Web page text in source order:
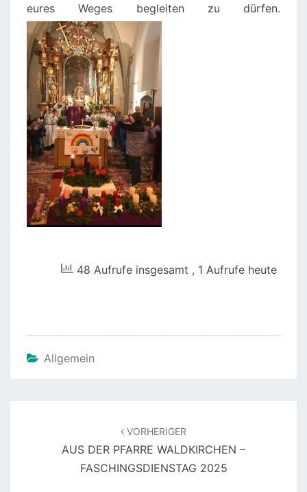
eures Weges begleiten zu dürfen.
48 Aufrufe insgesamt , 1 Aufrufe heute
Allgemein
VORHERIGER
AUS DER PFARRE WALDKIRCHEN –
FASCHINGSDIENSTAG 2025